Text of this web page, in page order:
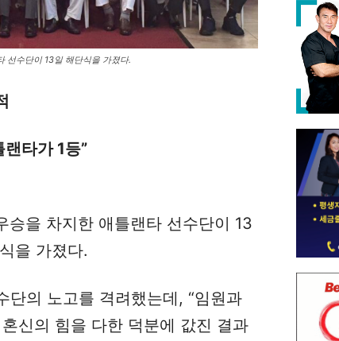
선수단이 13일 해단식을 가졌다.
타가 1등”
을 차지한 애틀랜타 선수단이 13
을 가졌다.
단의 노고를 격려했는데, “임원과
신의 힘을 다한 덕분에 값진 결과